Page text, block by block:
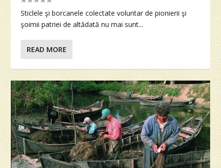
Sticlele şi borcanele colectate voluntar de pionierii şi
şoimii patriei de altădată nu mai sunt...
READ MORE